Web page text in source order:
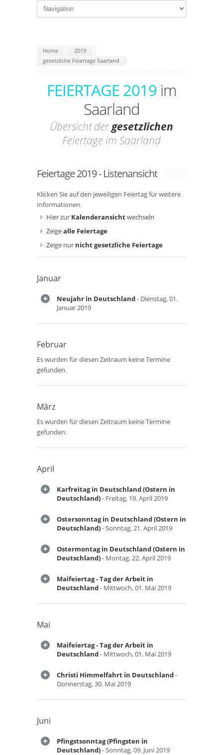
Home
2019
gesetzliche Feiertage Saarland
FEIERTAGE 2019 im
Saarland
Übersicht dergesetzlichen
Feiertage im Saarland
Feiertage 2019 - Listenansicht
Klicken Sie auf den jeweiligen Feiertag für weitere
Informationen.
Hier zur Kalenderansichtwechseln
Zeigealle Feiertage
Zeige nur nicht gesetzliche Feiertage
Januar
Neujahr in Deutschland- Dienstag, 01.
Januar 2019
Februar
Es wurden für diesen Zeitraum keine Termine
gefunden.
März
Es wurden für diesen Zeitraum keine Termine
gefunden.
April
Karfreitag in Deutschland (Ostern in
Deutschland)- Freitag, 19. April 2019
Ostersonntag in Deutschland (Ostern in
Deutschland)- Sonntag, 21. April 2019
Ostermontag in Deutschland (Ostern in
Deutschland)- Montag, 22. April 2019
Maifeiertag - Tag der Arbeit in
Deutschland- Mittwoch, 01. Mai 2019
Mai
Maifeiertag - Tag der Arbeit in
Deutschland- Mittwoch, 01. Mai 2019
Christi Himmelfahrt in Deutschland-
Donnerstag, 30. Mai 2019
Juni
Pfingstsonntag (Pfingsten in
Deutschland)- Sonntag, 09. Juni 2019